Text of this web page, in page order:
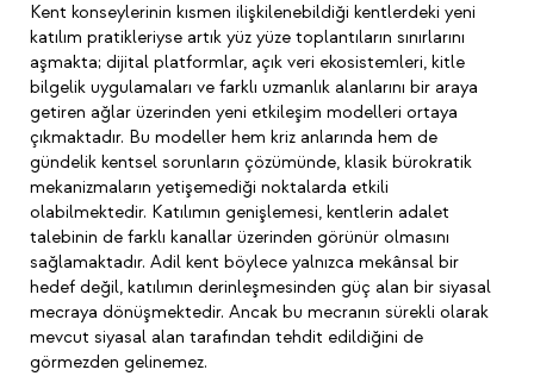
Kent konseylerinin kısmen ilişkilenebildiği kentlerdeki yeni
katılım pratikleriyse artık yüz yüze toplantıların sınırlarını
aşmakta; dijital platformlar, açık veri ekosistemleri, kitle
bilgelik uygulamaları ve farklı uzmanlık alanlarını bir araya
getiren ağlar üzerinden yeni etkileşim modelleri ortaya
çıkmaktadır. Bu modeller hem kriz anlarında hem de
gündelik kentsel sorunların çözümünde, klasik bürokratik
mekanizmaların yetişemediği noktalarda etkili
olabilmektedir. Katılımın genişlemesi, kentlerin adalet
talebinin de farklı kanallar üzerinden görünür olmasını
sağlamaktadır. Adil kent böylece yalnızca mekânsal bir
hedef değil, katılımın derinleşmesinden güç alan bir siyasal
mecraya dönüşmektedir. Ancak bu mecranın sürekli olarak
mevcut siyasal alan tarafından tehdit edildiğini de
görmezden gelinemez.